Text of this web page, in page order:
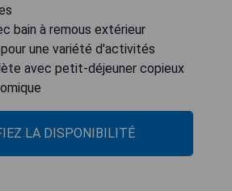
bain à remous extérieur
une variété d'activités
avec petit-déjeuner copieux
LA DISPONIBILITÉ